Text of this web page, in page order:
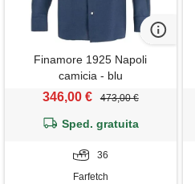
Finamore 1925 Napoli
camicia - blu
346,00 € 473,00 €
Sped. gratuita
36
Farfetch